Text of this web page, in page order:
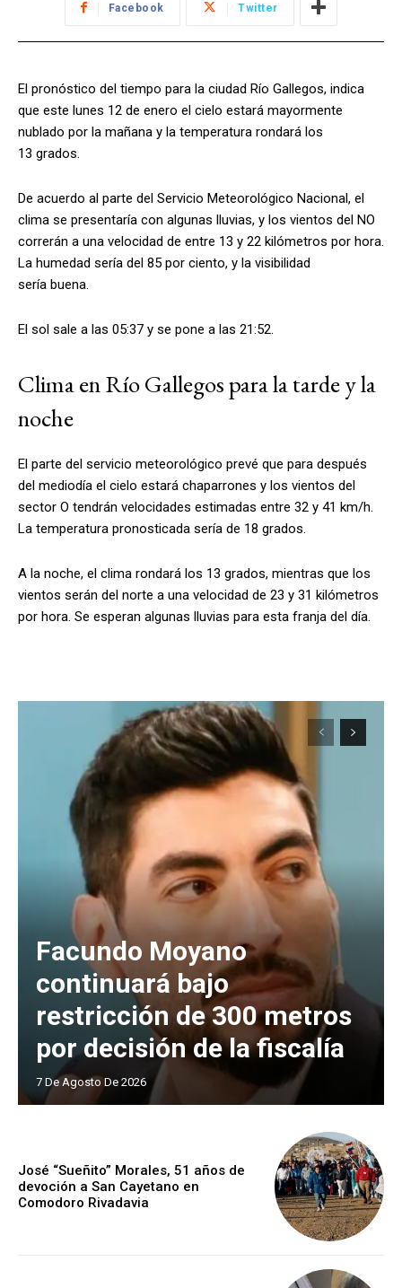
Facebook Twitter
El pronóstico del tiempo para la ciudad Río Gallegos, indica
que este lunes 12 de enero el cielo estará mayormente
nublado por la mañana y la temperatura rondará los
13 grados.
De acuerdo al parte del Servicio Meteorológico Nacional, el
clima se presentaría con algunas lluvias, y los vientos del NO
correrán a una velocidad de entre 13 y 22 kilómetros por hora.
La humedad sería del 85 por ciento, y la visibilidad
sería buena.
El sol sale a las 05:37 y se pone a las 21:52.
Clima en Río Gallegos para la tarde y la
noche
El parte del servicio meteorológico prevé que para después
del mediodía el cielo estará chaparrones y los vientos del
sector O tendrán velocidades estimadas entre 32 y 41 km/h.
La temperatura pronosticada sería de 18 grados.
A la noche, el clima rondará los 13 grados, mientras que los
vientos serán del norte a una velocidad de 23 y 31 kilómetros
por hora. Se esperan algunas lluvias para esta franja del día.
Facundo Moyano
continuará bajo
restricción de 300 metros
por decisión de la fiscalía
7 De Agosto De 2026
José “Sueñito” Morales, 51 años de
devoción a San Cayetano en
Comodoro Rivadavia